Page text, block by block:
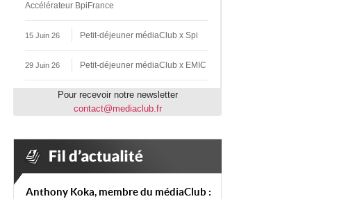
Accélérateur BpiFrance
15 Juin 26 Petit-déjeuner médiaClub x Spi
29 Juin 26 Petit-déjeuner médiaClub x EMIC
Pour recevoir notre newsletter
contact@mediaclub.fr
Anthony Koka, membre du médiaClub :